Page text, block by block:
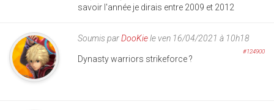
savoir l'année je dirais entre 2009 et 2012
Soumis parDooKiele ven 16/04/2021 à 10h18
#124900
Dynasty warriors strikeforce ?